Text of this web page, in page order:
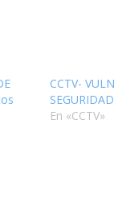
CCTV-
En «CCTV»